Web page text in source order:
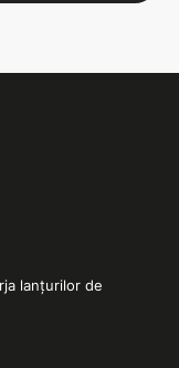
lanțurilor de